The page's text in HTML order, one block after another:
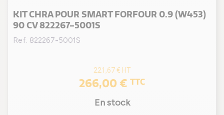
KIT CHRA POUR SMART FORFOUR 0.9 (W453)
90 CV 822267-5001S
Ref. 822267-5001S
221,67 € HT
266,00 € TTC
En stock